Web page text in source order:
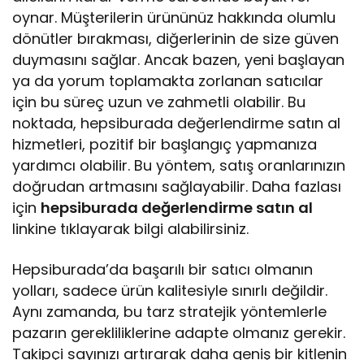
oynar. Müşterilerin ürününüz hakkında olumlu
dönütler bırakması, diğerlerinin de size güven
duymasını sağlar. Ancak bazen, yeni başlayan
ya da yorum toplamakta zorlanan satıcılar
için bu süreç uzun ve zahmetli olabilir. Bu
noktada, hepsiburada değerlendirme satın al
hizmetleri, pozitif bir başlangıç yapmanıza
yardımcı olabilir. Bu yöntem, satış oranlarınızın
doğrudan artmasını sağlayabilir. Daha fazlası
için hepsiburada değerlendirme satın al
linkine tıklayarak bilgi alabilirsiniz.
Hepsiburada’da başarılı bir satıcı olmanın
yolları, sadece ürün kalitesiyle sınırlı değildir.
Aynı zamanda, bu tarz stratejik yöntemlerle
pazarın gerekliliklerine adapte olmanız gerekir.
Takipçi sayınızı artırarak daha geniş bir kitlenin